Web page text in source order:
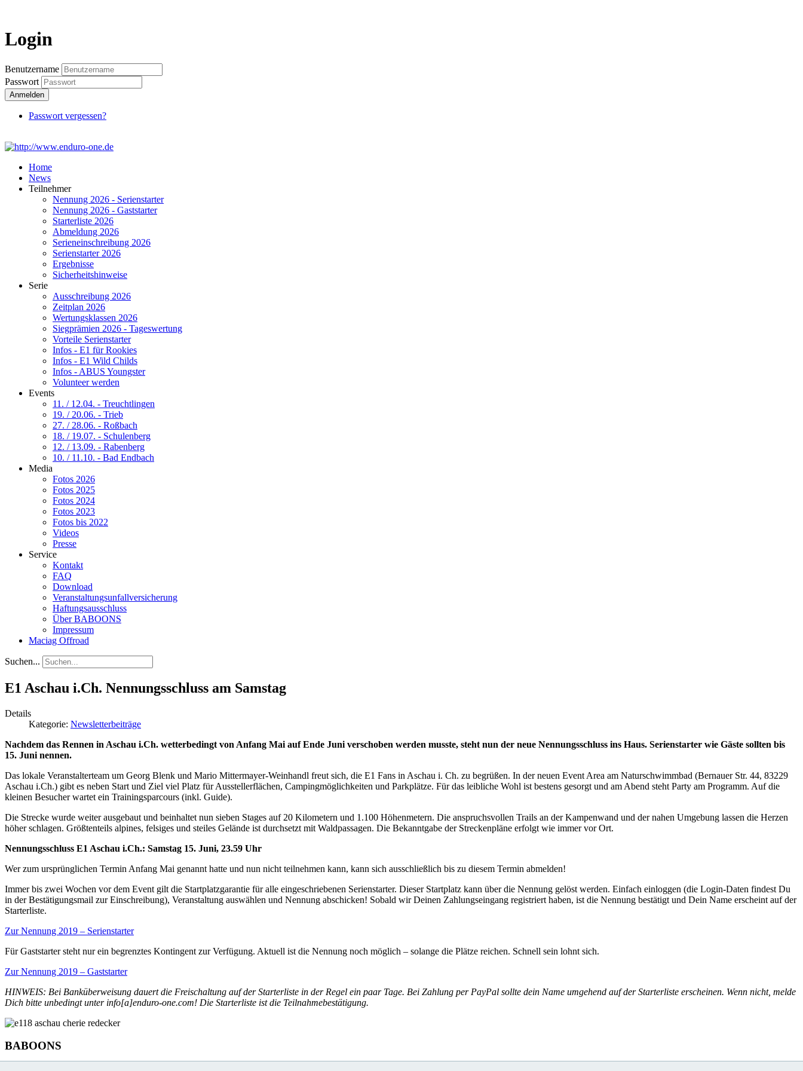
Login
Benutzername
Passwort
Anmelden
Passwort vergessen?
Home
News
Teilnehmer
Nennung 2026 - Serienstarter
Nennung 2026 - Gaststarter
Starterliste 2026
Abmeldung 2026
Serieneinschreibung 2026
Serienstarter 2026
Ergebnisse
Sicherheitshinweise
Serie
Ausschreibung 2026
Zeitplan 2026
Wertungsklassen 2026
Siegprämien 2026 - Tageswertung
Vorteile Serienstarter
Infos - E1 für Rookies
Infos - E1 Wild Childs
Infos - ABUS Youngster
Volunteer werden
Events
11. / 12.04. - Treuchtlingen
19. / 20.06. - Trieb
27. / 28.06. - Roßbach
18. / 19.07. - Schulenberg
12. / 13.09. - Rabenberg
10. / 11.10. - Bad Endbach
Media
Fotos 2026
Fotos 2025
Fotos 2024
Fotos 2023
Fotos bis 2022
Videos
Presse
Service
Kontakt
FAQ
Download
Veranstaltungsunfallversicherung
Haftungsausschluss
Über BABOONS
Impressum
Maciag Offroad
Suchen...
E1 Aschau i.Ch. Nennungsschluss am Samstag
Details
Kategorie: Newsletterbeiträge
Nachdem das Rennen in Aschau i.Ch. wetterbedingt von Anfang Mai auf Ende Juni verschoben werden musste, steht nun der neue Nennungsschluss ins Haus. Serienstarter wie Gäste sollten bis
15. Juni nennen.
Das lokale Veranstalterteam um Georg Blenk und Mario Mittermayer-Weinhandl freut sich, die E1 Fans in Aschau i. Ch. zu begrüßen. In der neuen Event Area am Naturschwimmbad (Bernauer Str. 44, 83229
Aschau i.Ch.) gibt es neben Start und Ziel viel Platz für Ausstellerflächen, Campingmöglichkeiten und Parkplätze. Für das leibliche Wohl ist bestens gesorgt und am Abend steht Party am Programm. Auf die
kleinen Besucher wartet ein Trainingsparcours (inkl. Guide).
Die Strecke wurde weiter ausgebaut und beinhaltet nun sieben Stages auf 20 Kilometern und 1.100 Höhenmetern. Die anspruchsvollen Trails an der Kampenwand und der nahen Umgebung lassen die Herzen
höher schlagen. Größtenteils alpines, felsiges und steiles Gelände ist durchsetzt mit Waldpassagen. Die Bekanntgabe der Streckenpläne erfolgt wie immer vor Ort.
Nennungsschluss E1 Aschau i.Ch.: Samstag 15. Juni, 23.59 Uhr
Wer zum ursprünglichen Termin Anfang Mai genannt hatte und nun nicht teilnehmen kann, kann sich ausschließlich bis zu diesem Termin abmelden!
Immer bis zwei Wochen vor dem Event gilt die Startplatzgarantie für alle eingeschriebenen Serienstarter. Dieser Startplatz kann über die Nennung gelöst werden. Einfach einloggen (die Login-Daten findest Du
in der Bestätigungsmail zur Einschreibung), Veranstaltung auswählen und Nennung abschicken! Sobald wir Deinen Zahlungseingang registriert haben, ist die Nennung bestätigt und Dein Name erscheint auf der
Starterliste.
Zur Nennung 2019 – Serienstarter
Für Gaststarter steht nur ein begrenztes Kontingent zur Verfügung. Aktuell ist die Nennung noch möglich – solange die Plätze reichen. Schnell sein lohnt sich.
Zur Nennung 2019 – Gaststarter
HINWEIS: Bei Banküberweisung dauert die Freischaltung auf der Starterliste in der Regel ein paar Tage. Bei Zahlung per PayPal sollte dein Name umgehend auf der Starterliste erscheinen. Wenn nicht, melde
Dich bitte unbedingt unter info[a]enduro-one.com! Die Starterliste ist die Teilnahmebestätigung.
BABOONS